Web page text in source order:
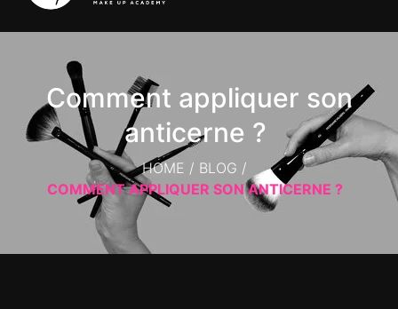
Comment appliquer son
anticerne ?
HOME / BLOG /
COMMENT APPLIQUER SON ANTICERNE ?